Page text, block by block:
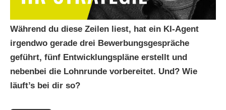
Während du diese Zeilen liest, hat ein KI-Agent
irgendwo gerade drei Bewerbungsgespräche
geführt, fünf Entwicklungspläne erstellt und
nebenbei die Lohnrunde vorbereitet. Und? Wie
läuft’s bei dir so?